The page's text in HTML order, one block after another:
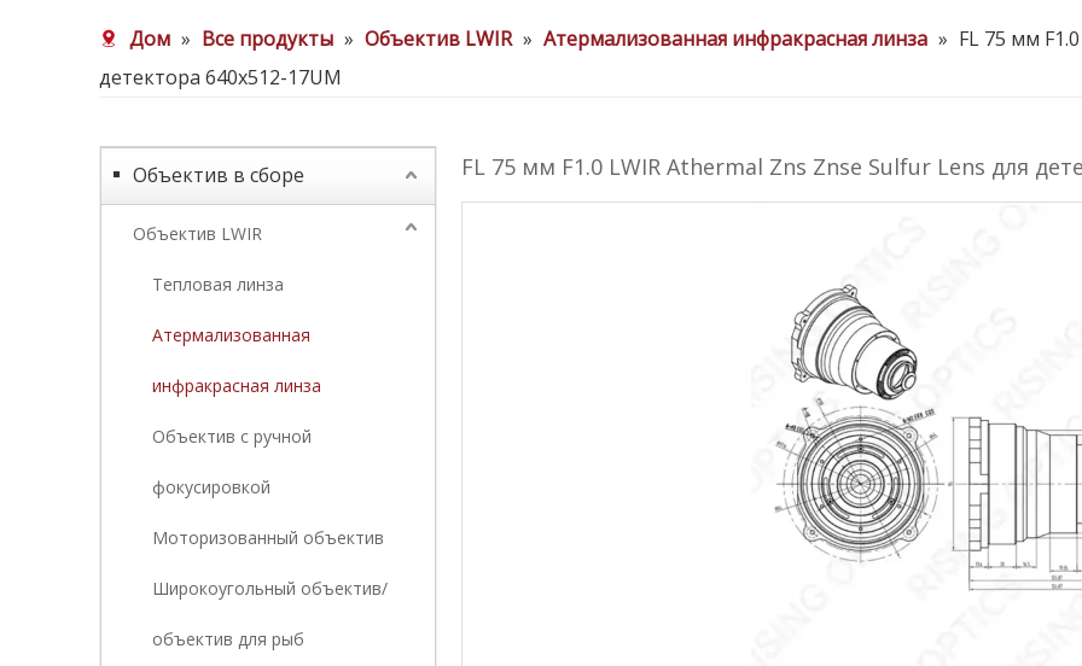
Дом » Все продукты » Объектив LWIR » Атермализованная инфракрасная линза » FL 75 мм
детектора 640x512-17UM
Объектив в сборе
Объектив LWIR
Тепловая линза
Атермализованная
инфракрасная линза
Объектив с ручной
фокусировкой
Моторизованный объектив
Широкоугольный объектив/
объектив для рыб
FL 75 мм F1.0 LWIR Athermal Zns Znse Sulfur Lens для